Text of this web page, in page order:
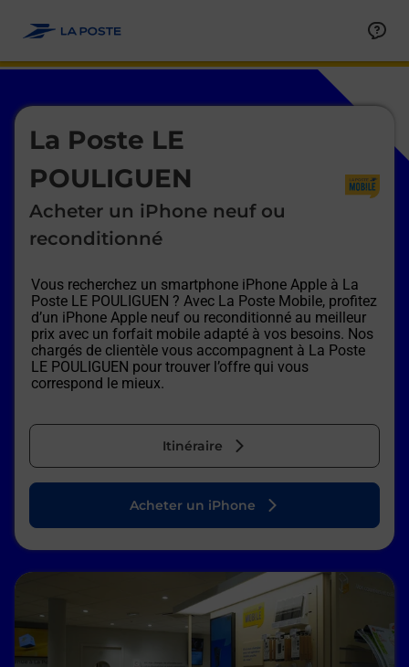
La Poste LE
POULIGUEN
Acheter un iPhone neuf ou
reconditionné
Vous recherchez un smartphone iPhone Apple à La
Poste LE POULIGUEN ? Avec La Poste Mobile, profitez
d’un iPhone Apple neuf ou reconditionné au meilleur
prix avec un forfait mobile adapté à vos besoins. Nos
chargés de clientèle vous accompagnent à La Poste
LE POULIGUEN pour trouver l’offre qui vous
correspond le mieux.
Itinéraire
Le lien s'ouvre dans un nouvel onglet
Acheter un iPhone